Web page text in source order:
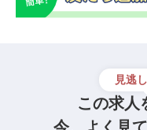
見逃
この求人